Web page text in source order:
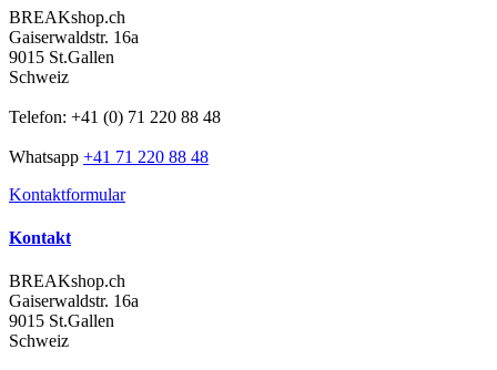
BREAKshop.ch
Gaiserwaldstr. 16a
9015 St.Gallen
Schweiz
Telefon: +41 (0) 71 220 88 48
Whatsapp +41 71 220 88 48
Kontaktformular
Kontakt
BREAKshop.ch
Gaiserwaldstr. 16a
9015 St.Gallen
Schweiz